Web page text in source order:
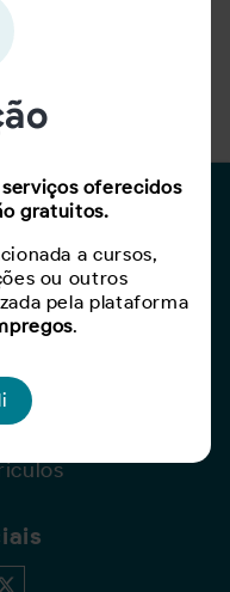
oferecidos
gratuitos.
a cursos,
ou outros
pela plataforma
.